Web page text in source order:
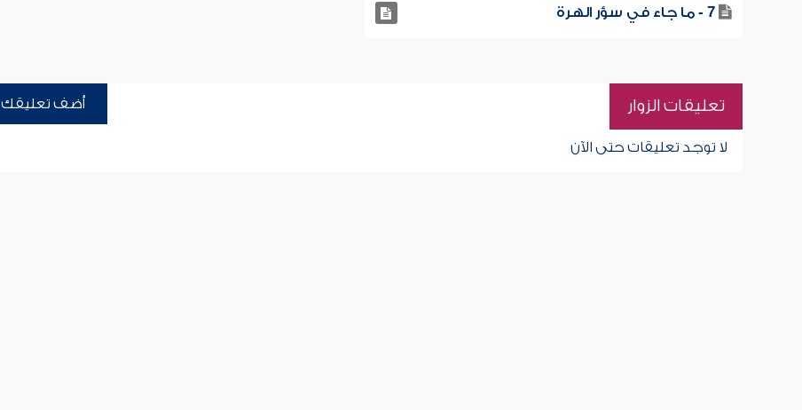
7 - ما جاء في سؤر الهرة
تعليقات الزوار أضف تعليقك
لا توجد تعليقات حتى الآن